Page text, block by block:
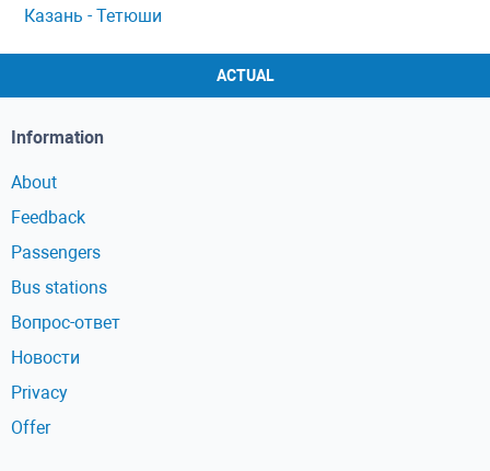
Казань - Тетюши
ACTUAL
Information
About
Feedback
Passengers
Bus stations
Вопрос-ответ
Новости
Privacy
Offer